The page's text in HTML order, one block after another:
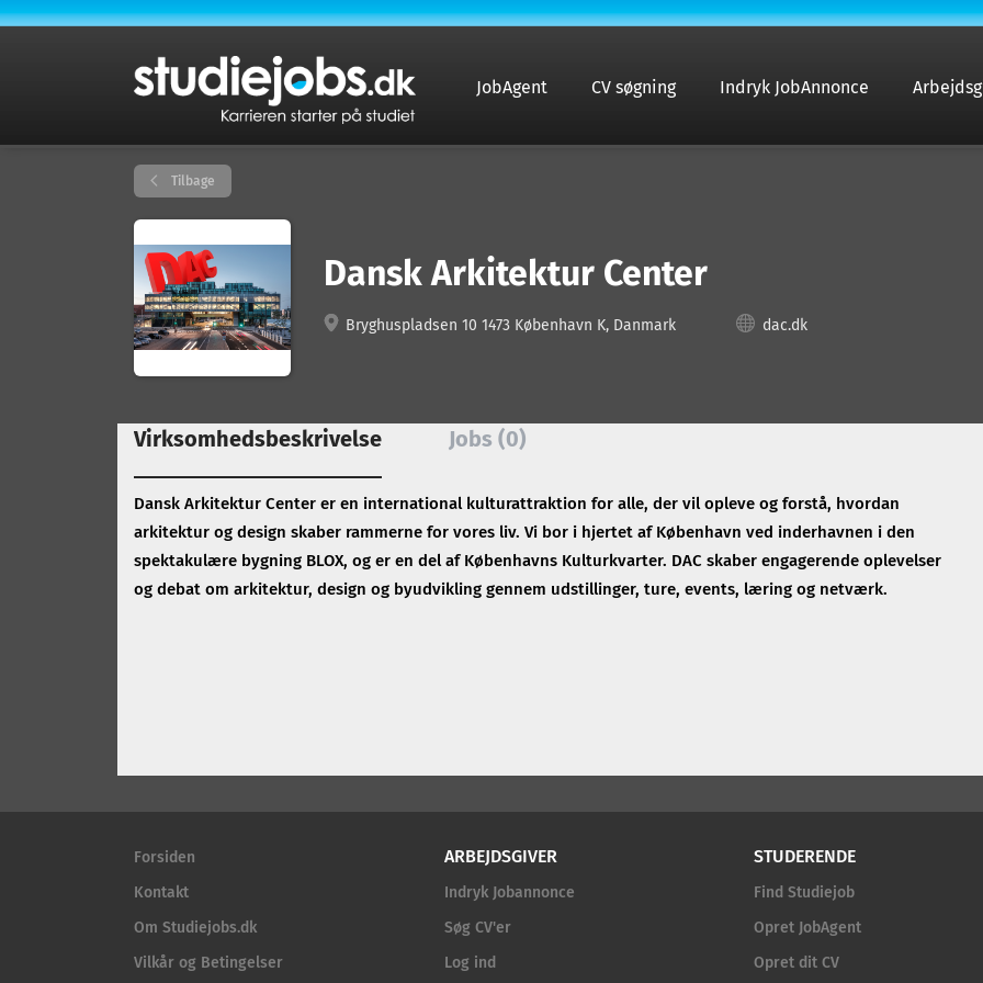
JobAgent CV søgning Indryk JobAnnonce
Tilbage
Dansk Arkitektur Center
Bryghuspladsen 10 1473 København K, Danmark dac.dk
Virksomhedsbeskrivelse Jobs (0)
Dansk Arkitektur Center er en international kulturattraktion for alle, der vil opleve og forstå, hvordan
arkitektur og design skaber rammerne for vores liv. Vi bor i hjertet af København ved inderhavnen i den
spektakulære bygning BLOX, og er en del af Københavns Kulturkvarter. DAC skaber engagerende oplevelser
og debat om arkitektur, design og byudvikling gennem udstillinger, ture, events, læring og netværk.
Forsiden
Kontakt
Om Studiejobs.dk
Vilkår og Betingelser
ARBEJDSGIVER
Indryk Jobannonce
Søg CV'er
Log ind
STUDERENDE
Find Studiejob
Opret JobAgent
Opret dit CV